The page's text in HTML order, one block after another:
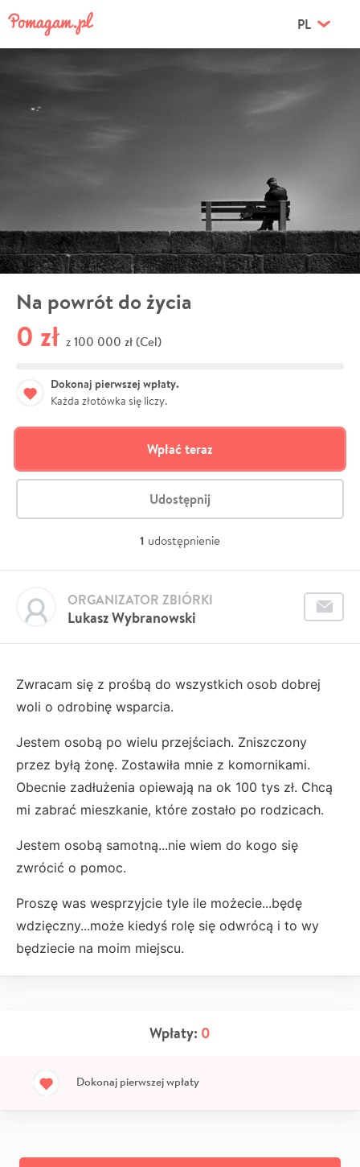
PL
Na powrót do życia
0 zł z 100 000 zł (Cel)
Dokonaj pierwszej wpłaty.
Każda złotówka się liczy.
Wpłać teraz
Udostępnij
1 udostępnienie
Lukasz Wybranowski
ORGANIZATOR ZBIÓRKI
Zwracam się z prośbą do wszystkich osob dobrej
woli o odrobinę wsparcia.
Jestem osobą po wielu przejściach. Zniszczony
przez byłą żonę. Zostawiła mnie z komornikami.
Obecnie zadłużenia opiewają na ok 100 tys zł. Chcą
mi zabrać mieszkanie, które zostało po rodzicach.
Jestem osobą samotną...nie wiem do kogo się
zwrócić o pomoc.
Proszę was wesprzyjcie tyle ile możecie...będę
wdzięczny...może kiedyś rolę się odwrócą i to wy
będziecie na moim miejscu.
Wpłaty: 0
Dokonaj pierwszej wpłaty